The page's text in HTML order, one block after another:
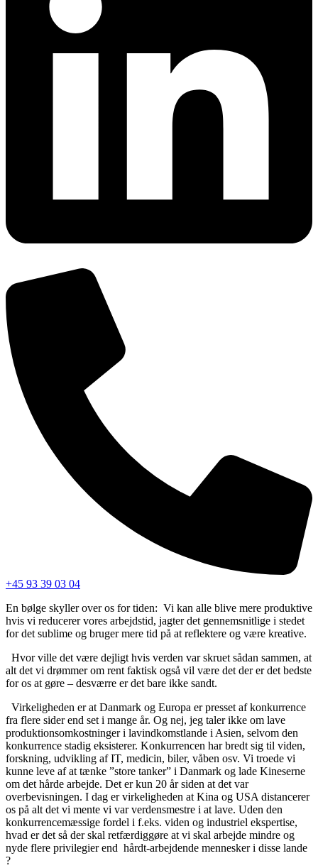
+45 93 39 03 04
En bølge skyller over os for tiden: Vi kan alle blive mere produktive
hvis vi reducerer vores arbejdstid, jagter det gennemsnitlige i stedet
for det sublime og bruger mere tid på at reflektere og være kreative.
Hvor ville det være dejligt hvis verden var skruet sådan sammen, at
alt det vi drømmer om rent faktisk også vil være det der er det bedste
for os at gøre – desværre er det bare ikke sandt.
Virkeligheden er at Danmark og Europa er presset af konkurrence
fra flere sider end set i mange år. Og nej, jeg taler ikke om lave
produktionsomkostninger i lavindkomstlande i Asien, selvom den
konkurrence stadig eksisterer. Konkurrencen har bredt sig til viden,
forskning, udvikling af IT, medicin, biler, våben osv. Vi troede vi
kunne leve af at tænke ”store tanker” i Danmark og lade Kineserne
om det hårde arbejde. Det er kun 20 år siden at det var
overbevisningen. I dag er virkeligheden at Kina og USA distancerer
os på alt det vi mente vi var verdensmestre i at lave. Uden den
konkurrencemæssige fordel i f.eks. viden og industriel ekspertise,
hvad er det så der skal retfærdiggøre at vi skal arbejde mindre og
nyde flere privilegier end hårdt-arbejdende mennesker i disse lande
?